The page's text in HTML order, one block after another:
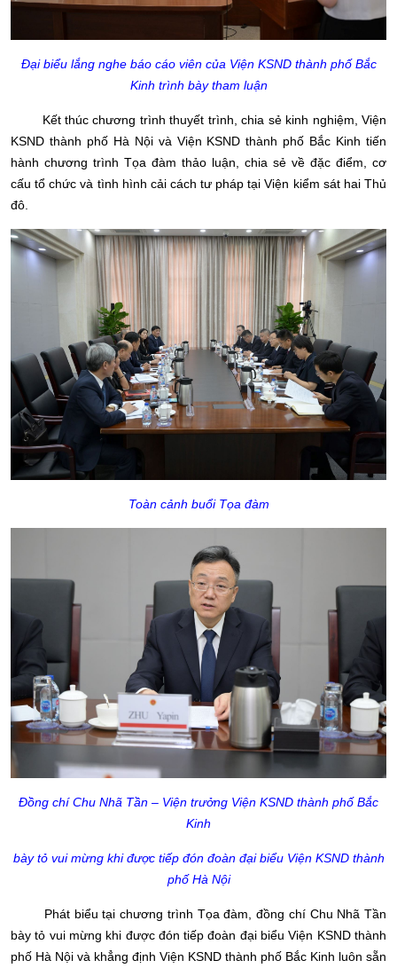
Đại biểu lắng nghe báo cáo viên của Viện KSND thành phố Bắc
Kinh trình bày tham luận
Kết thúc chương trình thuyết trình, chia sẻ kinh nghiệm, Viện
KSND thành phố Hà Nội và Viện KSND thành phố Bắc Kinh tiến
hành chương trình Tọa đàm thảo luận, chia sẻ về đặc điểm, cơ
cấu tổ chức và tình hình cải cách tư pháp tại Viện kiểm sát hai Thủ
đô.
Toàn cảnh buổi Tọa đàm
Đồng chí Chu Nhã Tần – Viện trưởng Viện KSND thành phố Bắc
Kinh
bày tỏ vui mừng khi được tiếp đón đoàn đại biểu Viện KSND thành
phố Hà Nội
Phát biểu tại chương trình Tọa đàm, đồng chí Chu Nhã Tần
bày tỏ vui mừng khi được đón tiếp đoàn đại biểu Viện KSND thành
phố Hà Nội và khẳng định Viện KSND thành phố Bắc Kinh luôn sẵn